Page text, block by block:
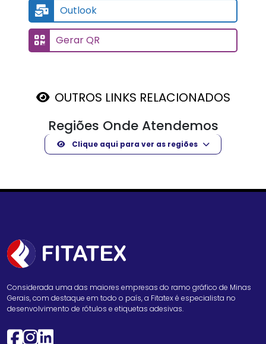
Outlook
Gerar QR
OUTROS LINKS RELACIONADOS
Regiões Onde Atendemos
Clique aqui para ver as regiões
Considerada uma das maiores empresas do ramo gráfico de Minas
Gerais, com destaque em todo o país, a Fitatex é especialista no
desenvolvimento de rótulos e etiquetas adesivas.